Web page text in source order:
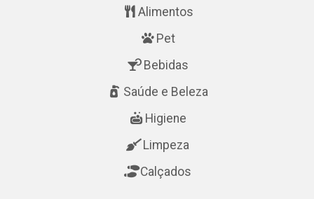
Alimentos
Pet
Bebidas
Saúde e Beleza
Higiene
Limpeza
Calçados